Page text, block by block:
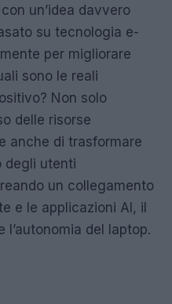
un’idea davvero
su tecnologia e-
per migliorare
sono le reali
Non solo
delle risorse
anche di trasformare
degli utenti
un collegamento
e le applicazioni AI, il
del laptop.